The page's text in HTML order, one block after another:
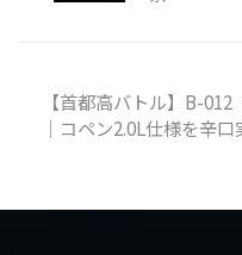
【首都高バトル】B-
｜コペン2.0L仕様を辛